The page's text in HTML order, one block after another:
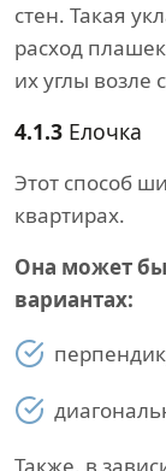
стен. Такая
расход
их углы возле
4.1.3 Елочка
Этот способ
квартирах.
Она может
вариантах: